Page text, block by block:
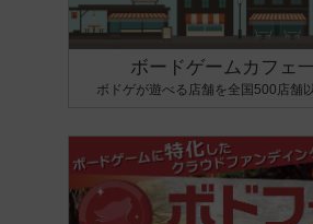
ボードゲームカフェ
ボドゲが遊べる店舗を全国500店舗